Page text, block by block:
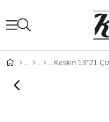
Keskin 13*21